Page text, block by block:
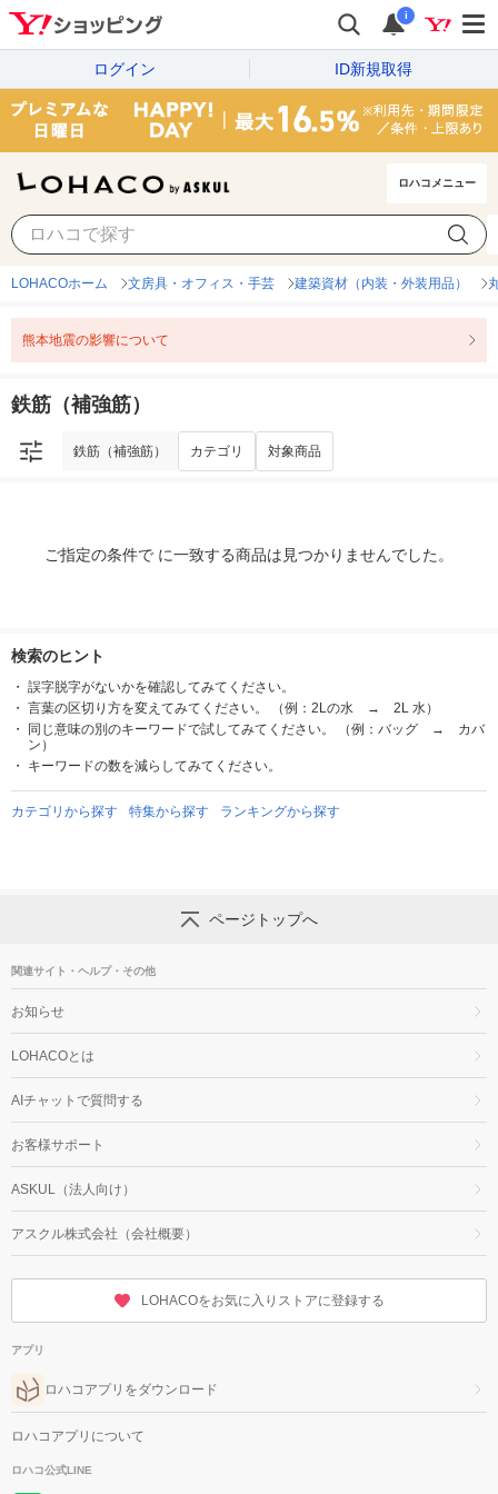
i
ログイン ID新規取得
ロハコメニュー
鉄筋（補強筋）
LOHACOホーム 文房具・オフィス・手芸 建築資材（内装・外装用品）
熊本地震の影響について
鉄筋（補強筋）
鉄筋（補強筋） カテゴリ 対象商品
ご指定の条件で に一致する商品は見つかりませんでした。
検索のヒント
誤字脱字がないかを確認してみてください。
言葉の区切り方を変えてみてください。 （例：2Lの水 → 2L 水）
同じ意味の別のキーワードで試してみてください。 （例：バッグ → カバ
ン）
キーワードの数を減らしてみてください。
カテゴリから探す 特集から探す ランキングから探す
ページトップへ
関連サイト・ヘルプ・その他
お知らせ
LOHACOとは
AIチャットで質問する
お客様サポート
ASKUL（法人向け）
アスクル株式会社（会社概要）
LOHACOをお気に入りストアに登録する
アプリ
ロハコアプリをダウンロード
ロハコアプリについて
ロハコ公式LINE